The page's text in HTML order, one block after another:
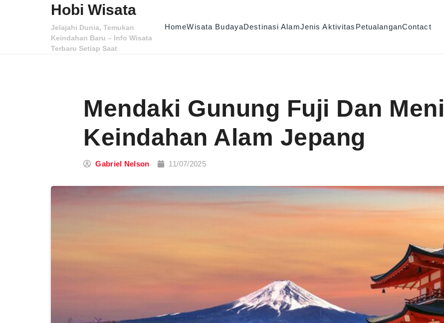
Skip to contentHobi Wisata
Jelajahi Dunia, Temukan
Keindahan Baru – Info Wisata
Terbaru Setiap Saat
HomeWisata BudayaDestinasi AlamJenis Aktivitas PetualanganContact
Mendaki Gunung Fuji Dan
Keindahan Alam Jepang
Gabriel Nelson 11/07/2025